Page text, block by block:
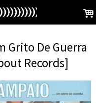
.
Grito De Guerra
Records]